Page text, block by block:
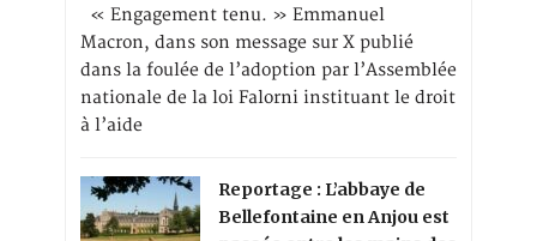
« Engagement tenu. » Emmanuel
Macron, dans son message sur X publié
dans la foulée de l’adoption par l’Assemblée
nationale de la loi Falorni instituant le droit
à l’aide
Reportage : L’abbaye de
Bellefontaine en Anjou est